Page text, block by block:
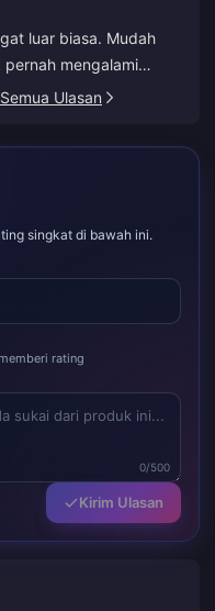
luar biasa. Mudah
mengalami
biasa. Pertahankan.
Ulasan
singkat di bawah ini.
rating
0/500
Kirim Ulasan